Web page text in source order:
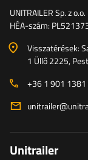
UNITRAILER Sp. z o.o.
HÉA-szám:
Visszatérések:
1 Üllő 2225, Pest
+36 1 901 1381
Unitrailer